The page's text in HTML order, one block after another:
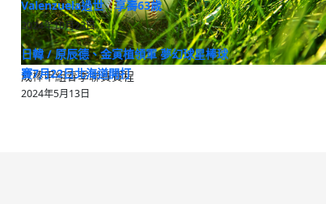
成棒甲組春季聯賽賽程
Valenzuela過世 享壽63歲
2024年10月23日
日韓 / 原辰德、金寅植領軍 夢幻球星棒球
賽7月22日北海道開打
2024年5月13日